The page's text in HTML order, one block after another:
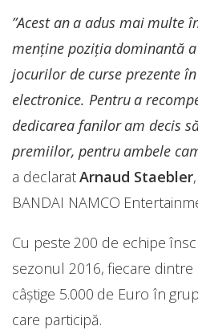
”Acest an a adus mai multe
menține poziția dominantă a
jocurilor de curse prezente
electronice. Pentru a
dedicarea fanilor am decis
premiilor, pentru ambele
a declaratArnaud Staebler
BANDAI NAMCO
Cu peste 200 de echipe
sezonul 2016, fiecare dintre
câștige 5.000 de Euro în
care participă.